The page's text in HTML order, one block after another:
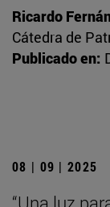
Ricardo
Cátedra de
Publicado en:
08 | 09 | 2025